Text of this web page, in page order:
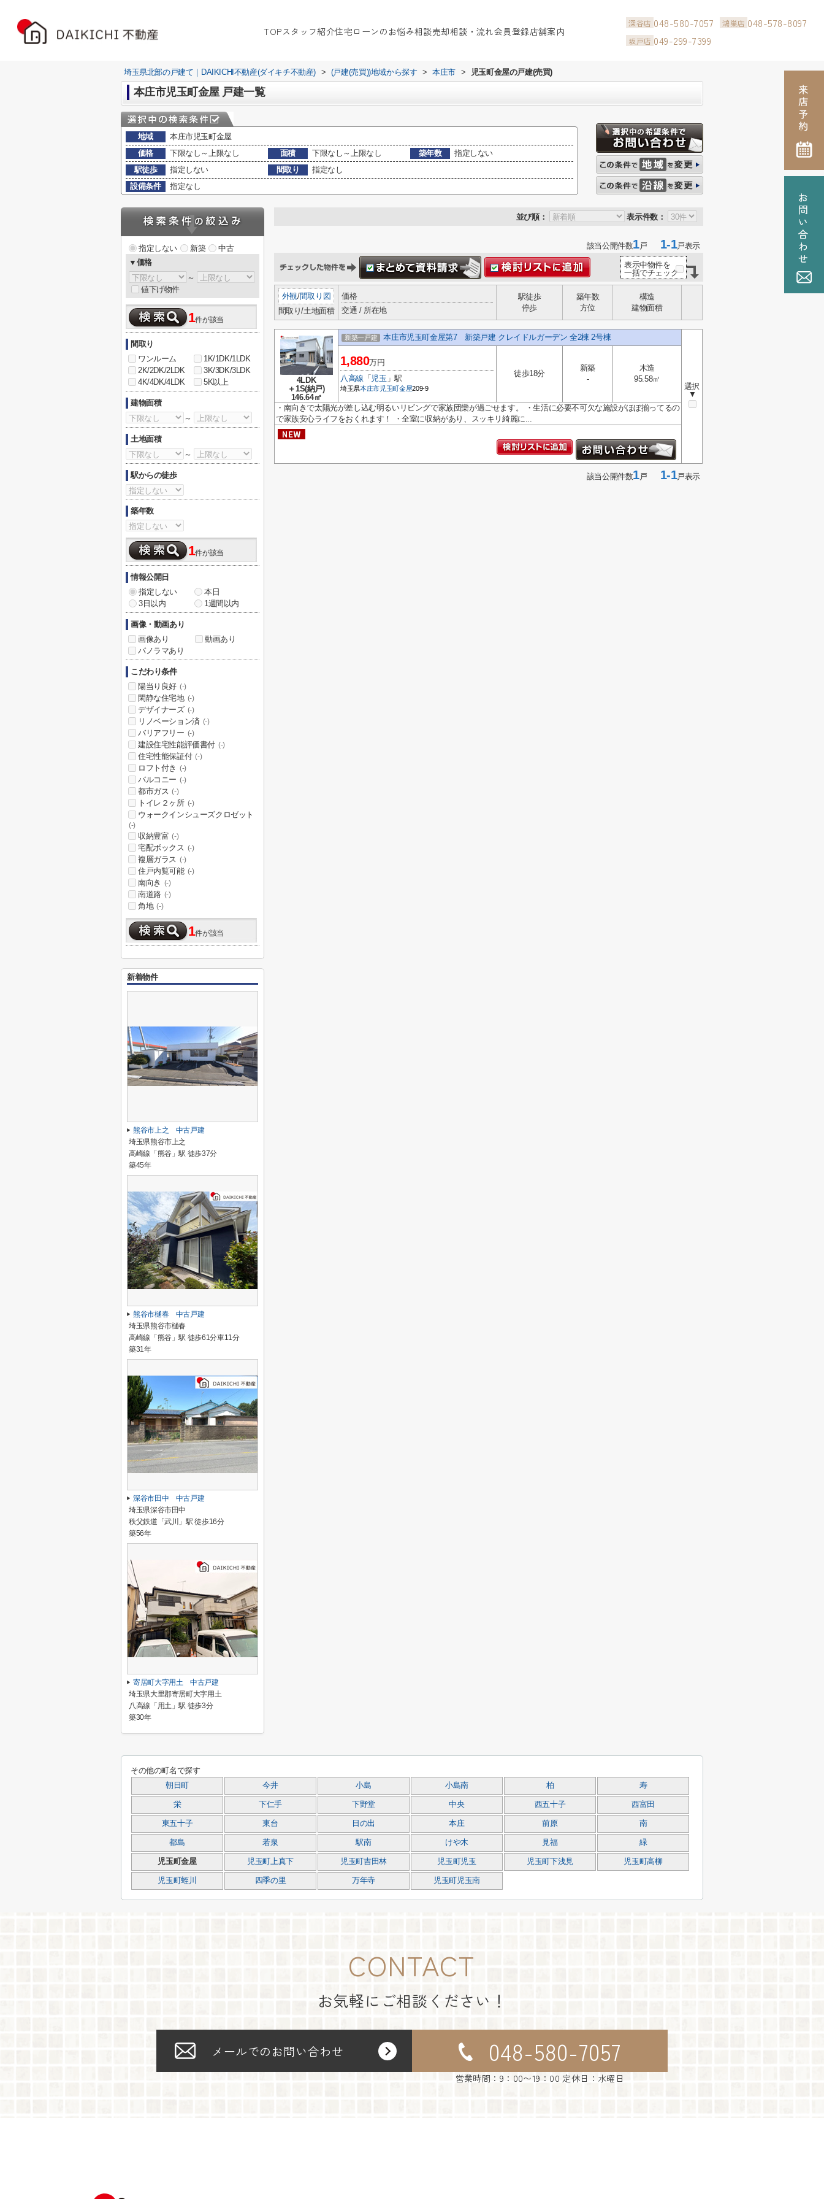
TOPスタッフ紹介住宅ローンのお悩み相談売却相談・流れ会員登録店舗案内
深谷店 048-580-7057 鴻巣店 048-578-8097
坂戸店 049-299-7399
埼玉県北部の戸建て｜DAIKICHI不動産(ダイキチ不動産) > (戸建(売買))地域から探す > 本庄市 > 児玉町金屋の戸建(売買)
本庄市児玉町金屋 戸建一覧
地域
本庄市児玉町金屋
価格
下限なし～上限なし 面積 下限なし～上限なし 築年数
指定しない
駅徒歩
指定しない 間取り
指定なし
設備条件
指定なし
並び順： 表示件数：
該当公開件数1戸 1-1戸表示
表示中物件を
一括でチェック
外観/間取り図
間取り/土地面積
価格
交通 / 所在地
駅徒歩
停歩
築年数
方位
構造
建物面積
4LDK
＋1S(納戸)
146.64㎡
新築一戸建 本庄市児玉町金屋第7 新築戸建 クレイドルガーデン 全2棟 2号棟
選択
▼
1,880万円
八高線 「 児玉 」駅
埼玉県本庄市児玉町金屋209-9
徒歩18分
新築
-
木造
95.58㎡
・南向きで太陽光が差し込む明るいリビングで家族団欒が過ごせます。 ・生活に必要不可欠な施設がほぼ揃ってるの
で家族安心ライフをおくれます！ ・全室に収納があり、スッキリ綺麗に...
該当公開件数1戸 1-1戸表示
指定しない 新築
中古
▼価格
～
値下げ物件
1件が該当
間取り
ワンルーム
1K/1DK/1LDK
2K/2DK/2LDK
3K/3DK/3LDK
4K/4DK/4LDK
5K以上
建物面積
～
土地面積
～
駅からの徒歩
築年数
1件が該当
情報公開日
指定しない
本日
3日以内
1週間以内
画像・動画あり
画像あり
動画あり
パノラマあり
こだわり条件
陽当り良好 (-)
閑静な住宅地 (-)
デザイナーズ (-)
リノベーション済 (-)
バリアフリー (-)
建設住宅性能評価書付 (-)
住宅性能保証付 (-)
ロフト付き (-)
バルコニー (-)
都市ガス (-)
トイレ２ヶ所 (-)
ウォークインシューズクロゼット
(-)
収納豊富 (-)
宅配ボックス (-)
複層ガラス (-)
住戸内覧可能 (-)
南向き (-)
南道路 (-)
角地 (-)
1件が該当
新着物件
熊谷市上之 中古戸建
埼玉県熊谷市上之
高崎線「熊谷」駅 徒歩37分
築45年
熊谷市樋春 中古戸建
埼玉県熊谷市樋春
高崎線「熊谷」駅 徒歩61分車11分
築31年
深谷市田中 中古戸建
埼玉県深谷市田中
秩父鉄道「武川」駅 徒歩16分
築56年
寄居町大字用土 中古戸建
埼玉県大里郡寄居町大字用土
八高線「用土」駅 徒歩3分
築30年
その他の町名で探す
朝日町 今井 小島 小島南 柏 寿
栄 下仁手 下野堂 中央 西五十子 西富田
東五十子 東台 日の出 本庄 前原 南
都島 若泉 駅南 けや木 見福 緑
児玉町金屋 児玉町上真下 児玉町吉田林 児玉町児玉 児玉町下浅見 児玉町高柳
児玉町蛭川 四季の里 万年寺 児玉町児玉南
CONTACT
お気軽にご相談ください！
メールでのお問い合わせ 048-580-7057
営業時間：9：00〜19：00 定休日：水曜日